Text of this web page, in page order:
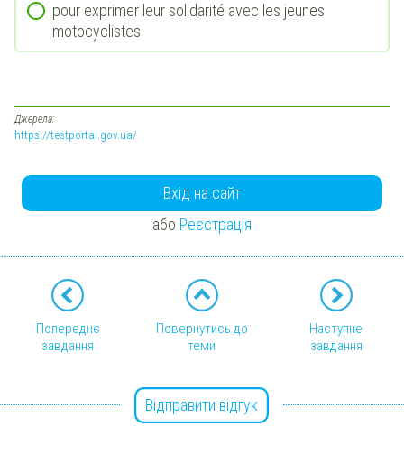
pour exprimer leur solidarité avec les jeunes
motocyclistes
Джерела:
https://testportal.gov.ua/
Вхід на сайт
або Реєстрація
Попереднє
завдання
Повернутись до
теми
Наступне
завдання
Відправити відгук